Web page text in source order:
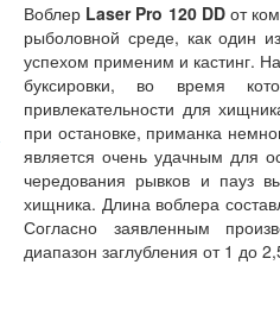
Воблер Laser Pro 120 DDот
рыболовной среде, как один
успехом применим и кастинг.
буксировки, во время
привлекательности для
при остановке, приманка
является очень удачным для
чередования рывков и пауз
хищника. Длина воблера
Согласно заявленным
диапазон заглубления от 1 до